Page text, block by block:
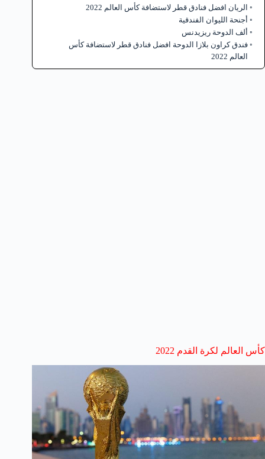
الريان افضل فنادق قطر لاستضافة كأس العالم 2022
أجنحة الليوان الفندقية
ألف الدوحة ريزيدنس
فندق كراون بلازا الدوحة افضل فنادق قطر لاستضافة كأس
العالم 2022
كأس العالم لكرة القدم 2022